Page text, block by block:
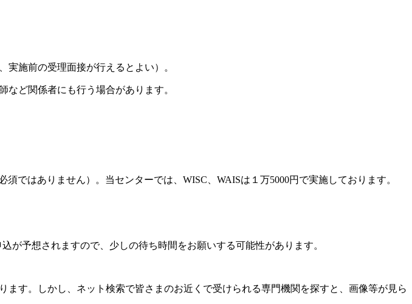
実施前の受理面接が行えるとよい）。
など関係者にも行う場合があります。
ではありません）。当センターでは、WISC、WAISは１万5000円で実施しております。
が予想されますので、少しの待ち時間をお願いする可能性があります。
す。しかし、ネット検索で皆さまのお近くで受けられる専門機関を探すと、画像等が見ら